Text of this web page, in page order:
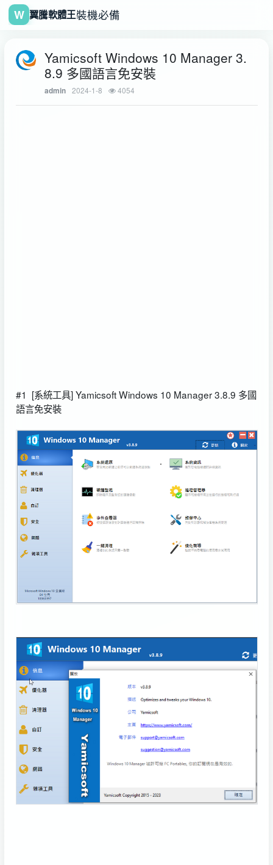
W 翼騰軟體王裝機必備
Yamicsoft Windows 10 Manager 3.
8.9 多國語言免安裝
admin 2024-1-8 4054
#1 [系統工具] Yamicsoft Windows 10 Manager 3.8.9 多國
語言免安裝